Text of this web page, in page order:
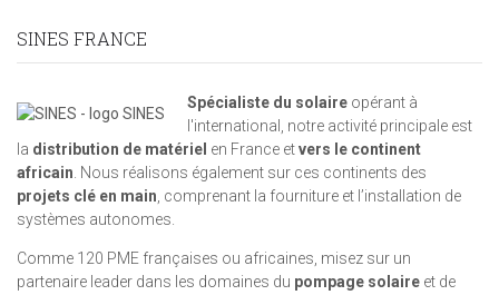
SINES FRANCE
Spécialiste du solaire opérant à
l'international, notre activité principale est
la distribution de matériel en France etvers le continent
africain . Nous réalisons également sur ces continents des
projets clé en main , comprenant la fourniture et l’installation de
systèmes autonomes.
Comme 120 PME françaises ou africaines, misez sur un
partenaire leader dans les domaines du pompage solaire et de